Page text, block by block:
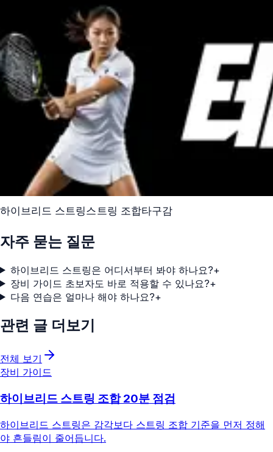
하이브리드 스트링스트링 조합타구감
자주 묻는 질문
하이브리드 스트링은 어디서부터 봐야 하나요?+
장비 가이드 초보자도 바로 적용할 수 있나요?+
다음 연습은 얼마나 해야 하나요?+
관련 글 더보기
전체 보기
장비 가이드
하이브리드 스트링 조합 20분 점검
하이브리드 스트링은 감각보다 스트링 조합 기준을 먼저 정해
야 흔들림이 줄어듭니다.